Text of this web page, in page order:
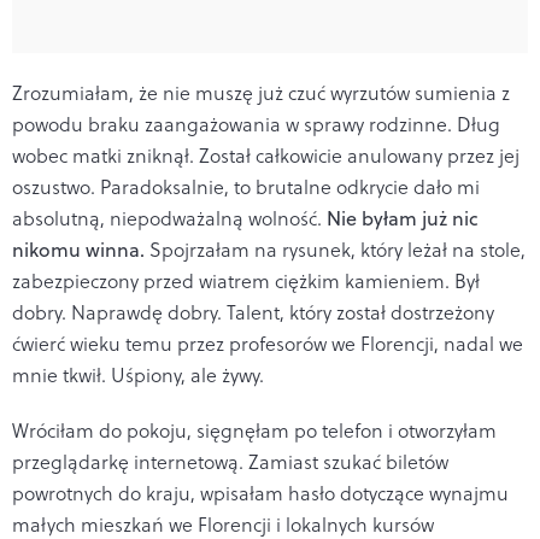
Zrozumiałam, że nie muszę już czuć wyrzutów sumienia z
powodu braku zaangażowania w sprawy rodzinne. Dług
wobec matki zniknął. Został całkowicie anulowany przez jej
oszustwo. Paradoksalnie, to brutalne odkrycie dało mi
absolutną, niepodważalną wolność. Nie byłam już nic
nikomu winna. Spojrzałam na rysunek, który leżał na stole,
zabezpieczony przed wiatrem ciężkim kamieniem. Był
dobry. Naprawdę dobry. Talent, który został dostrzeżony
ćwierć wieku temu przez profesorów we Florencji, nadal we
mnie tkwił. Uśpiony, ale żywy.
Wróciłam do pokoju, sięgnęłam po telefon i otworzyłam
przeglądarkę internetową. Zamiast szukać biletów
powrotnych do kraju, wpisałam hasło dotyczące wynajmu
małych mieszkań we Florencji i lokalnych kursów